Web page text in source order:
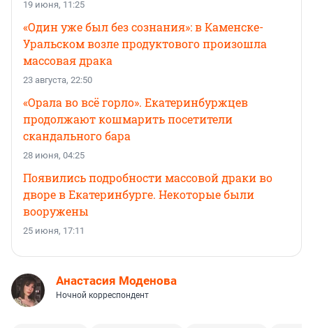
19 июня, 11:25
«Один уже был без сознания»: в Каменске-
Уральском возле продуктового произошла
массовая драка
23 августа, 22:50
«Орала во всё горло». Екатеринбуржцев
продолжают кошмарить посетители
скандального бара
28 июня, 04:25
Появились подробности массовой драки во
дворе в Екатеринбурге. Некоторые были
вооружены
25 июня, 17:11
Анастасия Моденова
Ночной корреспондент